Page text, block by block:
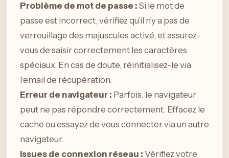
Problème de mot de passe : Si le mot de
passe est incorrect, vérifiez qu’il n’y a pas de
verrouillage des majuscules activé, et assurez-
vous de saisir correctement les caractères
spéciaux. En cas de doute, réinitialisez-le via
l’email de récupération.
Erreur de navigateur : Parfois, le navigateur
peut ne pas répondre correctement. Effacez le
cache ou essayez de vous connecter via un autre
navigateur.
Issues de connexion réseau : Vérifiez votre